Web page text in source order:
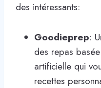
des intéressants:
Goodieprep:
des repas
artificielle qui
recettes